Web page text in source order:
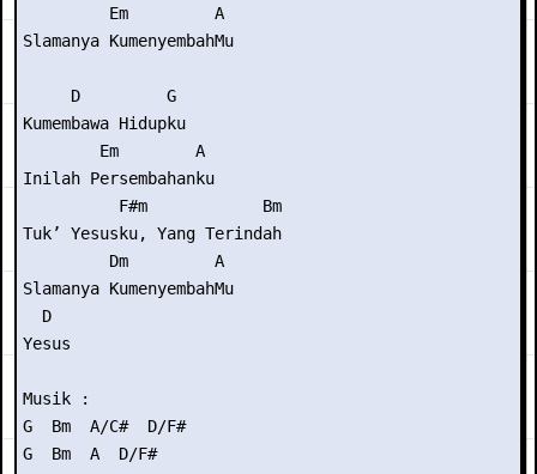
         Em         A
Slamanya KumenyembahMu
     D         G
Kumembawa Hidupku
        Em        A
Inilah Persembahanku
          F#m            Bm
Tuk’ Yesusku, Yang Terindah
         Dm         A
Slamanya KumenyembahMu
  D
Yesus
Musik :
G  Bm  A/C#  D/F#
G  Bm  A  D/F#